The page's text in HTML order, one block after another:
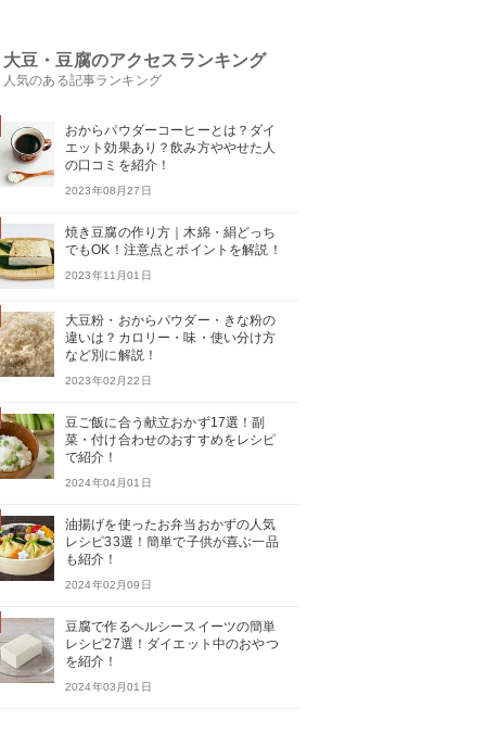
大豆・豆腐のアクセスランキング
人気のある記事ランキング
おからパウダーコーヒーとは？ダイ
エット効果あり？飲み方ややせた人
の口コミを紹介！
2023年08月27日
焼き豆腐の作り方｜木綿・絹どっち
でもOK！注意点とポイントを解説！
2023年11月01日
大豆粉・おからパウダー・きな粉の
違いは？カロリー・味・使い分け方
など別に解説！
2023年02月22日
豆ご飯に合う献立おかず17選！副
菜・付け合わせのおすすめをレシピ
で紹介！
2024年04月01日
油揚げを使ったお弁当おかずの人気
レシピ33選！簡単で子供が喜ぶ一品
も紹介！
2024年02月09日
豆腐で作るヘルシースイーツの簡単
レシピ27選！ダイエット中のおやつ
を紹介！
2024年03月01日